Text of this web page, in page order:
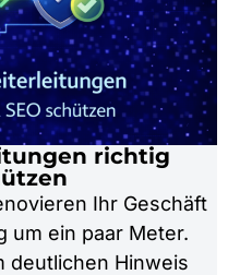
richtig
Ihr Geschäft
um ein paar Meter.
deutlichen Hinweis